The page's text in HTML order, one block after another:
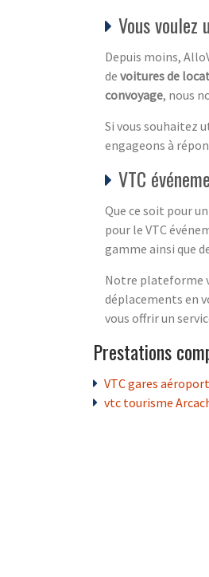
Vous voulez
Depuis moins,
de voitures de
convoyage, nous
Si vous souhaitez
engageons à
VTC
Que ce soit pour
pour le VTC
gamme ainsi que
Notre plateforme
déplacements en
vous offrir un
Prestations
VTC gares
vtc tourisme